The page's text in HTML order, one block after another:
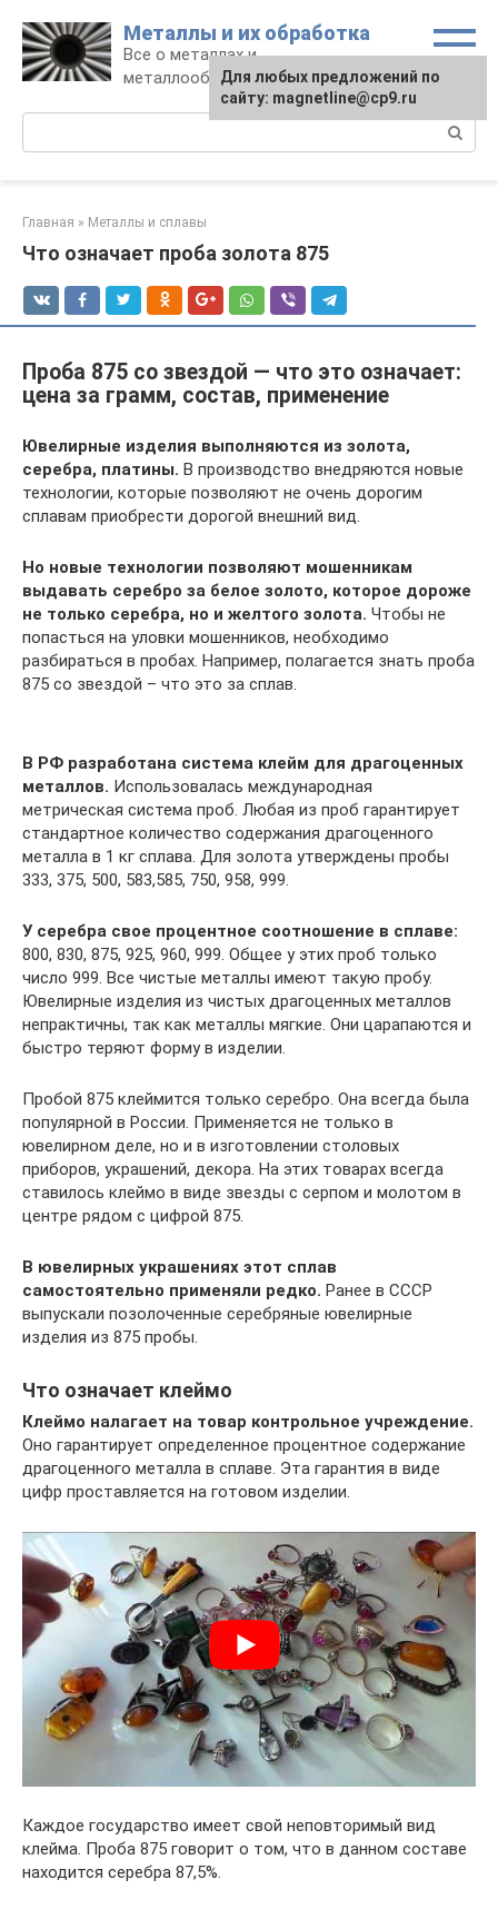
контенту
Металлы и их обработка
Все о металлах и
металлообработке
Главная » Металлы и сплавы
Что означает проба золота 875
Проба 875 со звездой — что это означает:
цена за грамм, состав, применение
Ювелирные изделия выполняются из золота,
серебра, платины. В производство внедряются новые
технологии, которые позволяют не очень дорогим
сплавам приобрести дорогой внешний вид.
Но новые технологии позволяют мошенникам
выдавать серебро за белое золото, которое дороже
не только серебра, но и желтого золота. Чтобы не
попасться на уловки мошенников, необходимо
разбираться в пробах. Например, полагается знать проба
875 со звездой – что это за сплав.
В РФ разработана система клейм для драгоценных
металлов. Использовалась международная
метрическая система проб. Любая из проб гарантирует
стандартное количество содержания драгоценного
металла в 1 кг сплава. Для золота утверждены пробы
333, 375, 500, 583,585, 750, 958, 999.
У серебра свое процентное соотношение в сплаве:
800, 830, 875, 925, 960, 999. Общее у этих проб только
число 999. Все чистые металлы имеют такую пробу.
Ювелирные изделия из чистых драгоценных металлов
непрактичны, так как металлы мягкие. Они царапаются и
быстро теряют форму в изделии.
Пробой 875 клеймится только серебро. Она всегда была
популярной в России. Применяется не только в
ювелирном деле, но и в изготовлении столовых
приборов, украшений, декора. На этих товарах всегда
ставилось клеймо в виде звезды с серпом и молотом в
центре рядом с цифрой 875.
В ювелирных украшениях этот сплав
самостоятельно применяли редко. Ранее в СССР
выпускали позолоченные серебряные ювелирные
изделия из 875 пробы.
Что означает клеймо
Клеймо налагает на товар контрольное учреждение.
Оно гарантирует определенное процентное содержание
драгоценного металла в сплаве. Эта гарантия в виде
цифр проставляется на готовом изделии.
Каждое государство имеет свой неповторимый вид
клейма. Проба 875 говорит о том, что в данном составе
находится серебра 87,5%.
Для любых предложений по
сайту: magnetline@cp9.ru